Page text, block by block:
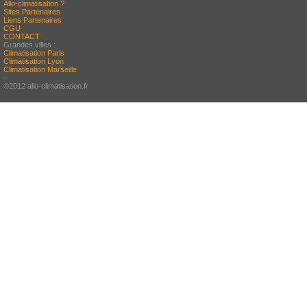
Allo-climatisation ?
Sites Partenaires
Liens Partenaires
CGU
CONTACT
Grandes villes :
Climatisation Paris
Climatisation Lyon
Climatisation Marseille
-
©2012 allo-climatisation.fr